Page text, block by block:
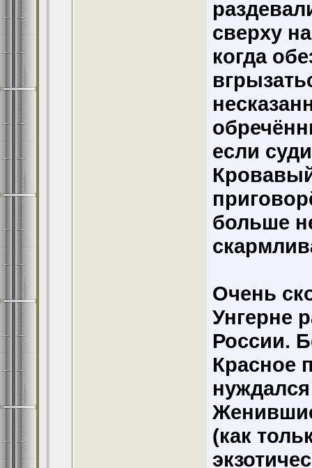
сверху
когда
если
больше
Очень
Унгерне
России.
Красное
(как